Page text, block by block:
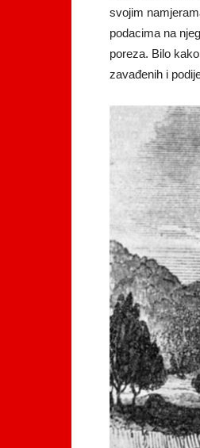
svojim
podacima na
poreza. Bilo
zavađenih i